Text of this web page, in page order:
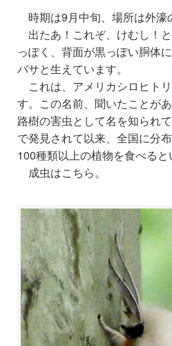
時期は9月中旬、場所は外濠
出たあ！これぞ、けむし！
っぽく、背面が黒っぽい胴体
バサと生えています。
これは、アメリカシロヒト
す。この名前、聞いたことが
路樹の害虫として名を知られ
で発見されて以来、全国に分
100種類以上の植物を食べる
成虫はこちら。